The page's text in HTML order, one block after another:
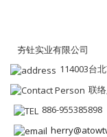
夯钍实业有限公司
114003台
联
886-955385898